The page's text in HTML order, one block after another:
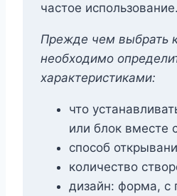
частое использование.
Прежде чем выбрать
необходимо
характеристиками:
что
или блок вместе
способ
количество
дизайн: форма, с